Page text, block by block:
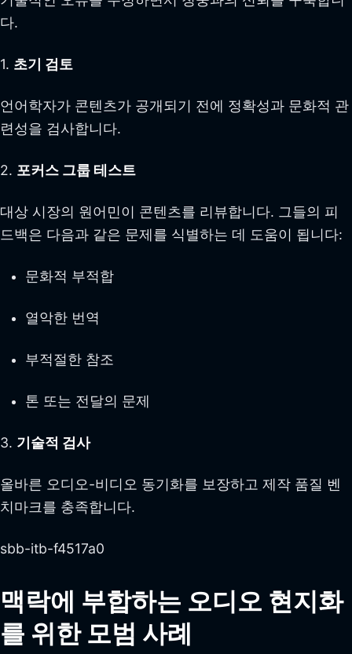
다.
1. 초기 검토
언어학자가 콘텐츠가 공개되기 전에 정확성과 문화적 관
련성을 검사합니다.
2. 포커스 그룹 테스트
대상 시장의 원어민이 콘텐츠를 리뷰합니다. 그들의 피
드백은 다음과 같은 문제를 식별하는 데 도움이 됩니다:
문화적 부적합
열악한 번역
부적절한 참조
톤 또는 전달의 문제
3. 기술적 검사
올바른 오디오-비디오 동기화를 보장하고 제작 품질 벤
치마크를 충족합니다.
sbb-itb-f4517a0
맥락에 부합하는 오디오 현지화
를 위한 모범 사례